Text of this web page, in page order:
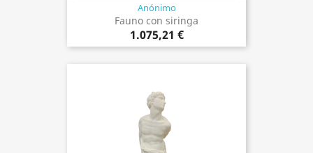
Anónimo
Fauno con siringa
1.075,21 €